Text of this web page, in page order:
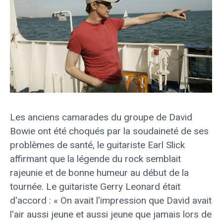
Les anciens camarades du groupe de David
Bowie ont été choqués par la soudaineté de ses
problèmes de santé, le guitariste Earl Slick
affirmant que la légende du rock semblait
rajeunie et de bonne humeur au début de la
tournée. Le guitariste Gerry Leonard était
d'accord : « On avait l'impression que David avait
l'air aussi jeune et aussi jeune que jamais lors de